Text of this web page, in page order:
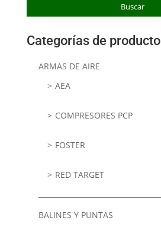
Buscar
Categorías de producto
ARMAS DE AIRE
AEA
COMPRESORES PCP
FOSTER
RED TARGET
BALINES Y PUNTAS